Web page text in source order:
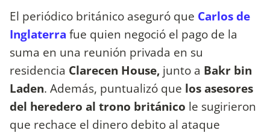
El periódico británico aseguró que Carlos de
Inglaterra fue quien negoció el pago de la
suma en una reunión privada en su
residencia Clarecen House, junto a Bakr bin
Laden. Además, puntualizó que los asesores
del heredero al trono británico le sugirieron
que rechace el dinero debito al ataque